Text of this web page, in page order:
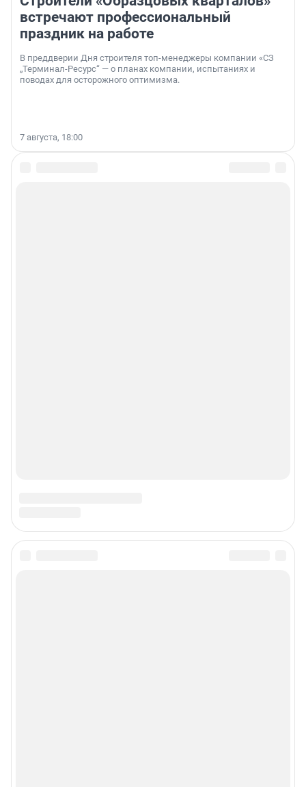
встречают профессиональный
праздник на работе
В преддверии Дня строителя топ-менеджеры компании «СЗ
„Терминал-Ресурс“ — о планах компании, испытаниях и
поводах для осторожного оптимизма.
7 августа, 18:00